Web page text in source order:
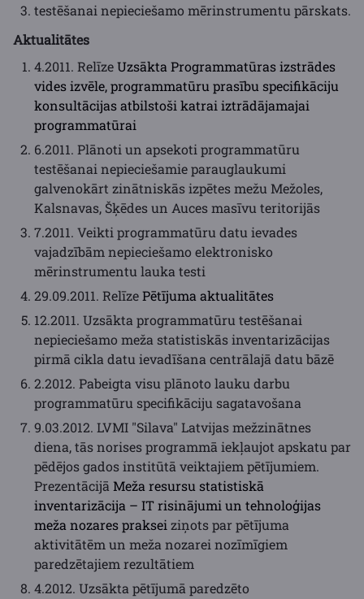
testēšanai nepieciešamo mērinstrumentu pārskats.
Aktualitātes
4.2011. RelīzeUzsākta Programmatūras izstrādes
vides izvēle, programmatūru prasību specifikāciju
konsultācijas atbilstoši katrai iztrādājamajai
programmatūrai
6.2011. Plānoti un apsekoti programmatūru
testēšanai nepieciešamie parauglaukumi
galvenokārt zinātniskās izpētes mežu Mežoles,
Kalsnavas, Šķēdes un Auces masīvu teritorijās
7.2011. Veikti programmatūru datu ievades
vajadzībām nepieciešamo elektronisko
mērinstrumentu lauka testi
29.09.2011. RelīzePētījuma aktualitātes
12.2011. Uzsākta programmatūru testēšanai
nepieciešamo meža statistiskās inventarizācijas
pirmā cikla datu ievadīšana centrālajā datu bāzē
2.2012. Pabeigta visu plānoto lauku darbu
programmatūru specifikāciju sagatavošana
9.03.2012. LVMI "Silava" Latvijas mežzinātnes
diena, tās norises programmā iekļaujot apskatu par
pēdējos gados institūtā veiktajiem pētījumiem.
Prezentācijā Meža resursu statistiskā
inventarizācija – IT risinājumi un tehnoloģijas
meža nozares praksei ziņots par pētījuma
aktivitātēm un meža nozarei nozīmīgiem
paredzētajiem rezultātiem
4.2012. Uzsākta pētījumā paredzēto